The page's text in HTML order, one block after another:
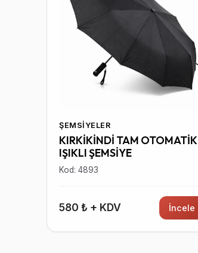
ŞEMSIYELER
KIRKİKİNDİ TAM OTOMATİK
IŞIKLI ŞEMSİYE
Kod: 4893
580 ₺ + KDV İncele